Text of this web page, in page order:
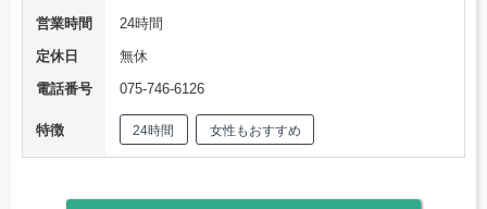
営業時間
24時間
定休日
無休
電話番号
075-746-6126
特徴 24時間 女性もおすすめ